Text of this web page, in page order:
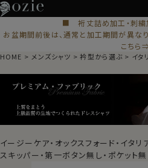
■ 裄丈詰め加工・刺
お盆期間前後は、通常と加工期間が異な
こちら
HOME メンズシャツ 衿型から選ぶ イタ
イージーケア・オックスフォード・イタリ
スキッパー・第一ボタン無し・ポケット無